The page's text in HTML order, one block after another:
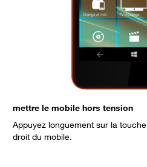
mettre le mobile hors tension
Appuyez longuement sur la touche
droit du mobile.